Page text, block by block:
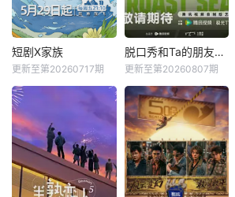
短剧X家族
更新至第20260717期
脱口秀和Ta的朋友们第三季
更新至第20260807期